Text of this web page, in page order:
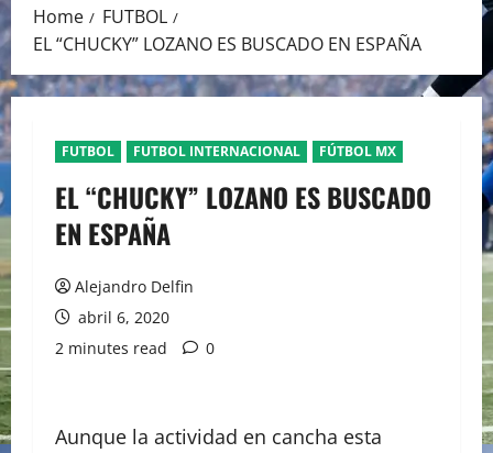
Home
FUTBOL
EL “CHUCKY” LOZANO ES BUSCADO EN ESPAÑA
FUTBOL FUTBOL INTERNACIONAL FÚTBOL MX
EL “CHUCKY” LOZANO ES BUSCADO
EN ESPAÑA
Alejandro Delfin
abril 6, 2020
2 minutes read
0
Aunque la actividad en cancha esta